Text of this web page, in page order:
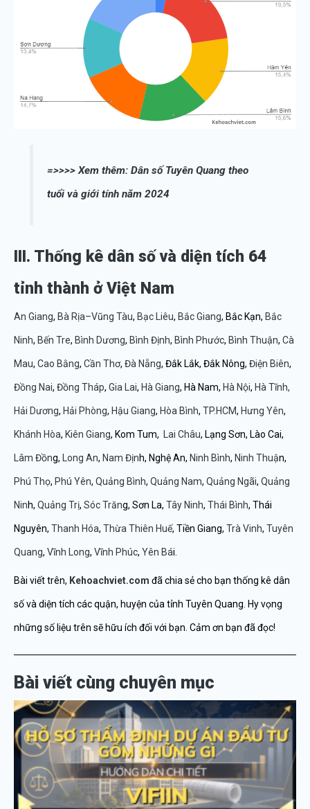
=>>>> Xem thêm:Dân số Tuyên Quang theo
tuổi và giới tính năm 2024
III. Thống kê dân số và diện tích 64
tỉnh thành ở Việt Nam
An Giang, Bà Rịa–Vũng Tàu, Bạc Liêu, Bắc Giang, Bắc Kạn, Bắc
Ninh, Bến Tre, Bình Dương, Bình Định, Bình Phước, Bình Thuận, Cà
Mau, Cao Bằng, Cần Thơ, Đà Nẵng, Đắk Lắk, Đắk Nông, Điện Biên,
Đồng Nai, Đồng Tháp, Gia Lai, Hà Giang, Hà Nam, Hà Nội, Hà Tĩnh,
Hải Dương, Hải Phòng, Hậu Giang, Hòa Bình, TP.HCM, Hưng Yên,
Khánh Hòa, Kiên Giang, Kom Tum, Lai Châu, Lạng Sơn, Lào Cai,
Lâm Đồng, Long An, Nam Định, Nghệ An, Ninh Bình, Ninh Thuận,
Phú Thọ, Phú Yên, Quảng Bình, Quảng Nam, Quảng Ngãi, Quảng
Ninh, Quảng Trị, Sóc Trăng, Sơn La, Tây Ninh, Thái Bình, Thái
Nguyên, Thanh Hóa, Thừa Thiên Huế, Tiền Giang, Trà Vinh, Tuyên
Quang, Vĩnh Long, Vĩnh Phúc, Yên Bái.
Bài viết trên, Kehoachviet.com đã chia sẻ cho bạn thống kê dân
số và diện tích các quận, huyện của tỉnh Tuyên Quang. Hy vọng
những số liệu trên sẽ hữu ích đối với bạn. Cảm ơn bạn đã đọc!
Bài viết cùng chuyên mục